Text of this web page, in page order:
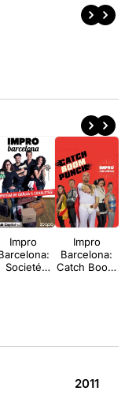
Impro
Societé
Impro
Barcelona:
Catch Boom
2011